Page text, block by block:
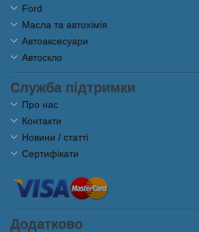
Ford
Масла та автохімія
Автоаксесуари
Автоскло
Служба підтримки
Про нас
Контакти
Новини / статті
Сертифікати
Додатково